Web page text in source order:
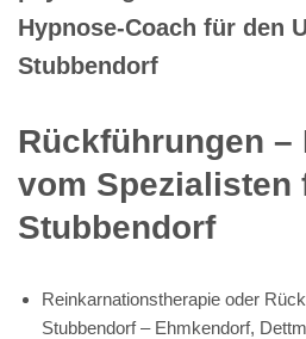
Hypnose-Coach für den
Stubbendorf
Rückführungen –
vom Spezialisten
Stubbendorf
Reinkarnationstherapie oder
Stubbendorf – Ehmkendorf,